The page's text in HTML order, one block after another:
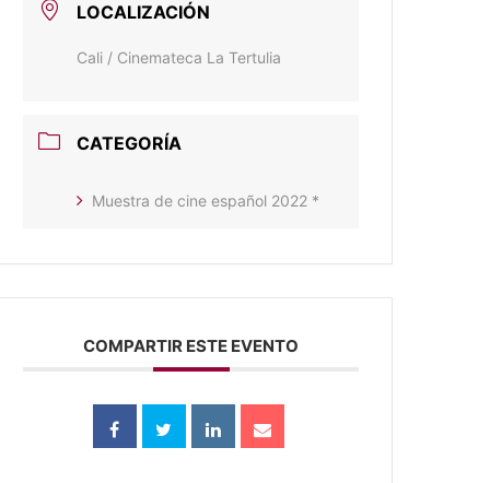
LOCALIZACIÓN
Cali / Cinemateca La Tertulia
CATEGORÍA
Muestra de cine español 2022 *
COMPARTIR ESTE EVENTO